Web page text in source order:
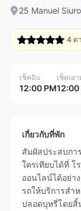
25 Manuel
4 ด
เช็คอิน
12:00 PM
เช็คเอา
12:00
เกี่ยวกับที่พัก
สัมผัสประสบกา
ใครเทียบได้ที่ โ
ออนไลน์ได้อย่า
รถให้บริการสำ
ปลอดบุหรี่โดยสิ้